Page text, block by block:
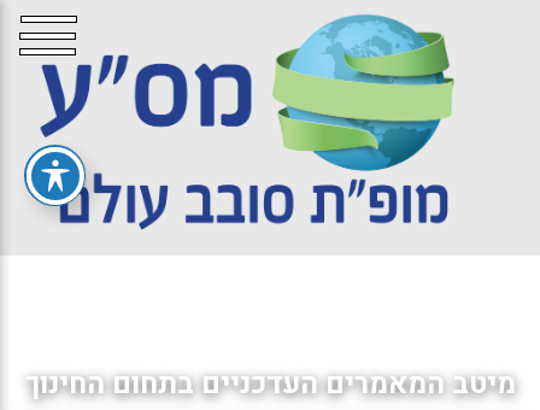
מיטב המאמרים העדכניים בתחום החינוך